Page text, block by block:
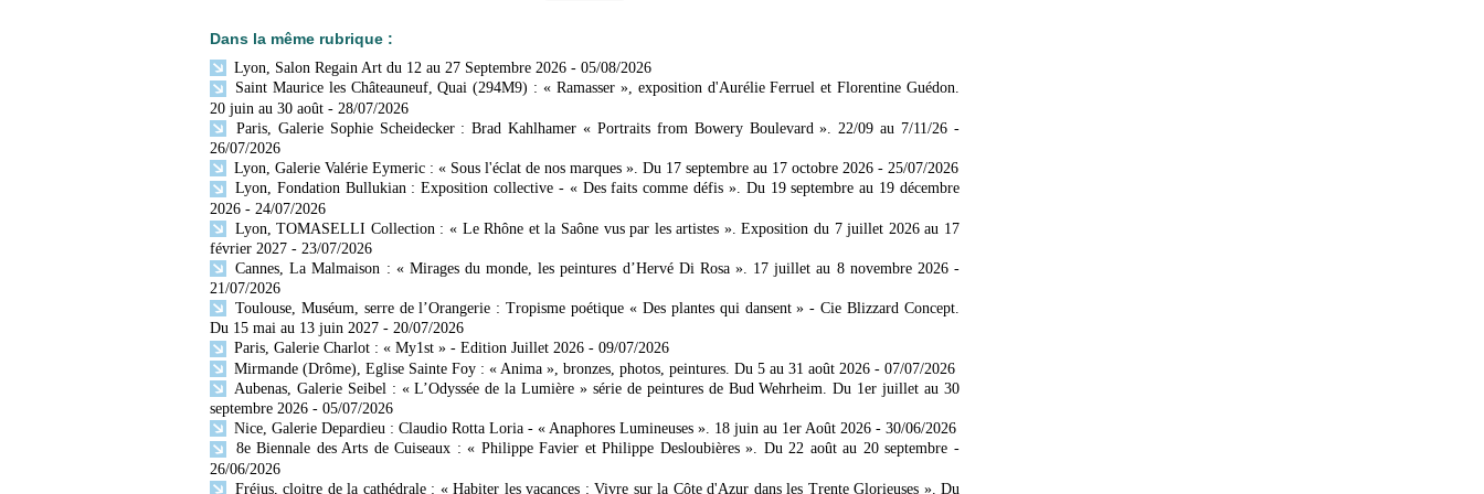
Dans la même rubrique :
Lyon, Salon Regain Art du 12 au 27 Septembre 2026 - 05/08/2026
Saint Maurice les Châteauneuf, Quai (294M9) : « Ramasser », exposition d'Aurélie Ferruel et Florentine Guédon.
20 juin au 30 août - 28/07/2026
Paris, Galerie Sophie Scheidecker : Brad Kahlhamer « Portraits from Bowery Boulevard ». 22/09 au 7/11/26 -
26/07/2026
Lyon, Galerie Valérie Eymeric : « Sous l'éclat de nos marques ». Du 17 septembre au 17 octobre 2026 - 25/07/2026
Lyon, Fondation Bullukian : Exposition collective - « Des faits comme défis ». Du 19 septembre au 19 décembre
2026 - 24/07/2026
Lyon, TOMASELLI Collection : « Le Rhône et la Saône vus par les artistes ». Exposition du 7 juillet 2026 au 17
février 2027 - 23/07/2026
Cannes, La Malmaison : « Mirages du monde, les peintures d’Hervé Di Rosa ». 17 juillet au 8 novembre 2026 -
21/07/2026
Toulouse, Muséum, serre de l’Orangerie : Tropisme poétique « Des plantes qui dansent » - Cie Blizzard Concept.
Du 15 mai au 13 juin 2027 - 20/07/2026
Paris, Galerie Charlot : « My1st » - Edition Juillet 2026 - 09/07/2026
Mirmande (Drôme), Eglise Sainte Foy : « Anima », bronzes, photos, peintures. Du 5 au 31 août 2026 - 07/07/2026
Aubenas, Galerie Seibel : « L’Odyssée de la Lumière » série de peintures de Bud Wehrheim. Du 1er juillet au 30
septembre 2026 - 05/07/2026
Nice, Galerie Depardieu : Claudio Rotta Loria - « Anaphores Lumineuses ». 18 juin au 1er Août 2026 - 30/06/2026
8e Biennale des Arts de Cuiseaux : « Philippe Favier et Philippe Desloubières ». Du 22 août au 20 septembre -
26/06/2026
Fréjus, cloitre de la cathédrale : « Habiter les vacances : Vivre sur la Côte d'Azur dans les Trente Glorieuses ». Du